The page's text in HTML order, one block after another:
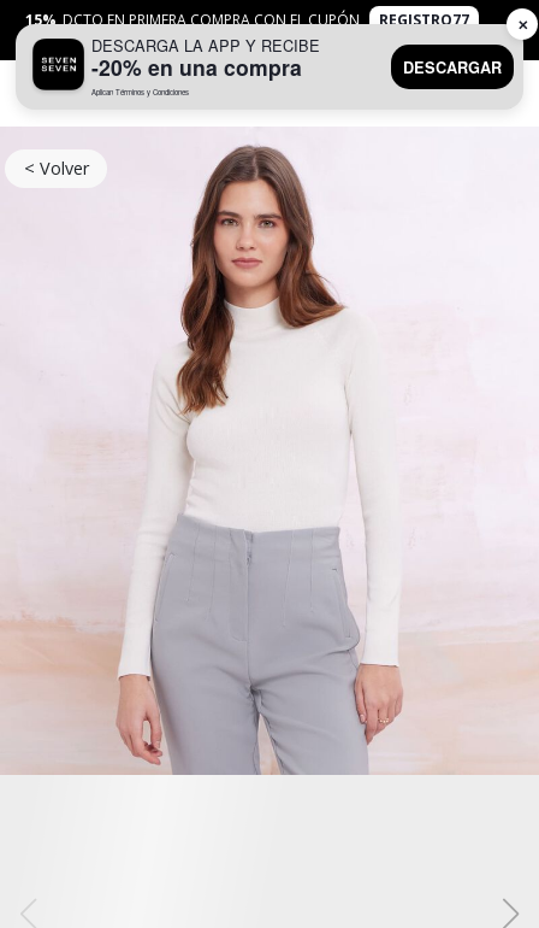
15% DCTO EN PRIMERA COMPRA CON EL CUPÓN
REGISTRO77
APLICANTYC
< Volver
DESCARGA LA APP Y RECIBE
-20% en una compra
Aplican Términos y Condiciones
DESCARGAR
✕